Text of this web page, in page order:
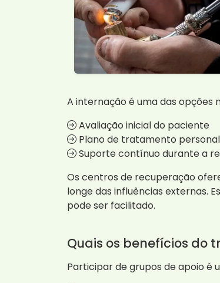
A internação é uma das
Avaliação inicial do paciente
Plano de tratamento
Suporte contínuo durante a
Os centros de recuperação
longe das influências externas.
pode ser facilitado.
Quais os benefícios do
Participar de grupos de apoio é